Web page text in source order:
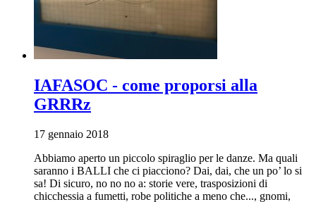
IAFASOC - come proporsi alla
GRRRz
17 gennaio 2018
Abbiamo aperto un piccolo spiraglio per le danze. Ma quali
saranno i BALLI che ci piacciono? Dai, dai, che un po’ lo si
sa! Di sicuro, no no no a: storie vere, trasposizioni di
chicchessia a fumetti, robe politiche a meno che..., gnomi,